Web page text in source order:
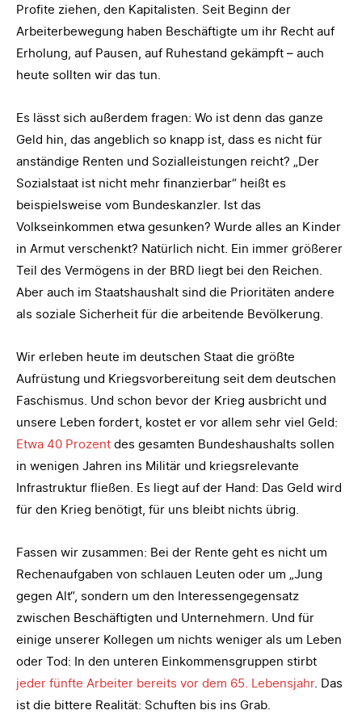
Profite ziehen, den Kapitalisten. Seit Beginn der
Arbeiterbewegung haben Beschäftigte um ihr Recht auf
Erholung, auf Pausen, auf Ruhestand gekämpft – auch
heute sollten wir das tun.
Es lässt sich außerdem fragen: Wo ist denn das ganze
Geld hin, das angeblich so knapp ist, dass es nicht für
anständige Renten und Sozialleistungen reicht? „Der
Sozialstaat ist nicht mehr finanzierbar“ heißt es
beispielsweise vom Bundeskanzler. Ist das
Volkseinkommen etwa gesunken? Wurde alles an Kinder
in Armut verschenkt? Natürlich nicht. Ein immer größerer
Teil des Vermögens in der BRD liegt bei den Reichen.
Aber auch im Staatshaushalt sind die Prioritäten andere
als soziale Sicherheit für die arbeitende Bevölkerung.
Wir erleben heute im deutschen Staat die größte
Aufrüstung und Kriegsvorbereitung seit dem deutschen
Faschismus. Und schon bevor der Krieg ausbricht und
unsere Leben fordert, kostet er vor allem sehr viel Geld:
Etwa 40 Prozent des gesamten Bundeshaushalts sollen
in wenigen Jahren ins Militär und kriegsrelevante
Infrastruktur fließen. Es liegt auf der Hand: Das Geld wird
für den Krieg benötigt, für uns bleibt nichts übrig.
Fassen wir zusammen: Bei der Rente geht es nicht um
Rechenaufgaben von schlauen Leuten oder um „Jung
gegen Alt“, sondern um den Interessengegensatz
zwischen Beschäftigten und Unternehmern. Und für
einige unserer Kollegen um nichts weniger als um Leben
oder Tod: In den unteren Einkommensgruppen stirbt
jeder fünfte Arbeiter bereits vor dem 65. Lebensjahr. Das
ist die bittere Realität: Schuften bis ins Grab.